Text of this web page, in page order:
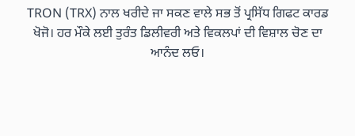
TRON (TRX) ਨਾਲ ਖਰੀਦੇ ਜਾ ਸਕਣ ਵਾਲੇ ਸਭ ਤੋਂ ਪ੍ਰਸਿੱਧ ਗਿਫਟ ਕਾਰਡ
ਖੋਜੋ। ਹਰ ਮੌਕੇ ਲਈ ਤੁਰੰਤ ਡਿਲੀਵਰੀ ਅਤੇ ਵਿਕਲਪਾਂ ਦੀ ਵਿਸ਼ਾਲ ਚੋਣ ਦਾ
ਆਨੰਦ ਲਓ।